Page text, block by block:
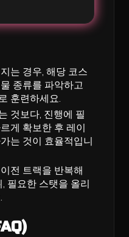
는 경우, 해당 코스
종류를 파악하고
훈련하세요.
것보다, 진행에 필
게 확보한 후 레이
는 것이 효율적입니
전 트랙을 반복해
필요한 스탯을 올리